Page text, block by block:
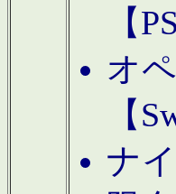
【
オ
【
ナ